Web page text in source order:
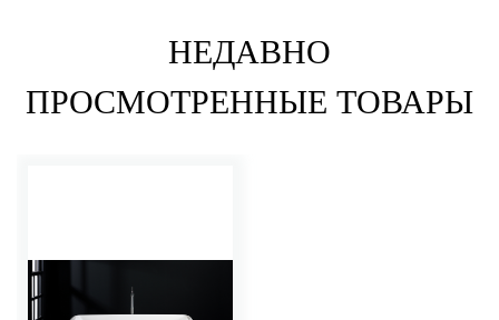
НЕДАВНО
ПРОСМОТРЕННЫЕ ТОВАРЫ